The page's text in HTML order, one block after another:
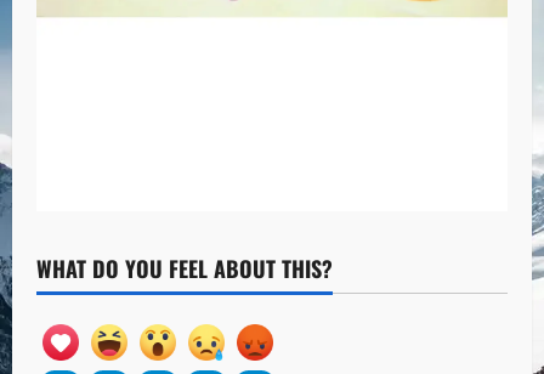
WHAT DO YOU FEEL ABOUT THIS?